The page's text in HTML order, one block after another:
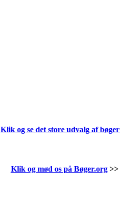
Klik og se det store udvalg af bøger
Klik og mød os på Bøger.org>>